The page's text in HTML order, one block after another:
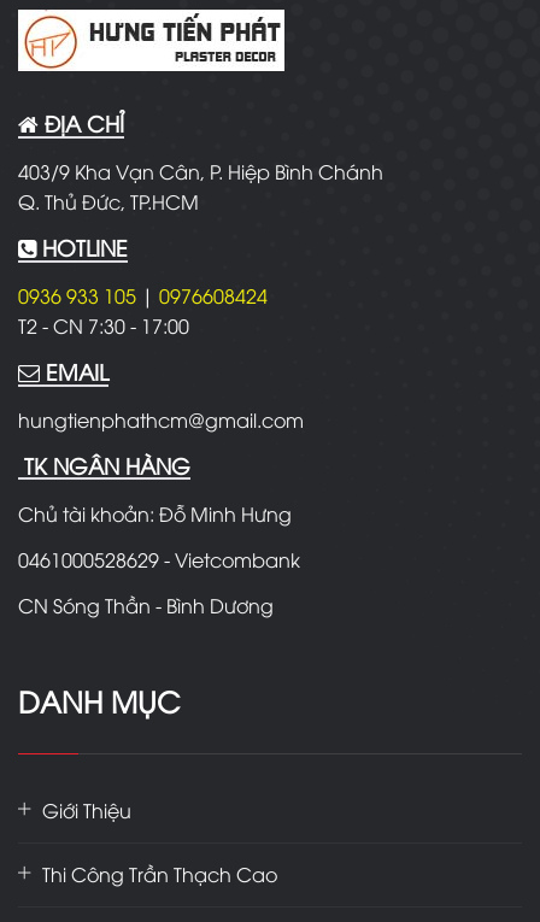
ĐỊA CHỈ
403/9 Kha Vạn Cân, P. Hiệp Bình Chánh
Q. Thủ Đức, TP.HCM
HOTLINE
0936 933 105 | 0976608424
T2 - CN 7:30 - 17:00
EMAIL
hungtienphathcm@gmail.com
TK NGÂN HÀNG
Chủ tài khoản: Đỗ Minh Hưng
0461000528629 - Vietcombank
CN Sóng Thần - Bình Dương
DANH MỤC
Giới Thiệu
Thi Công Trần Thạch Cao